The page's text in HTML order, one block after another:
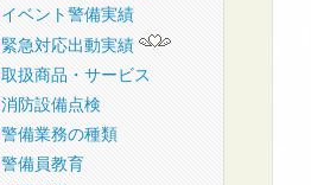
イベント警備実績
緊急対応出動実績
取扱商品・サービス
消防設備点検
警備業務の種類
警備員教育